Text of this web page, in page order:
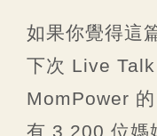
如果你覺得這
下次 Live Talk
MomPower
有 3,200 位媽